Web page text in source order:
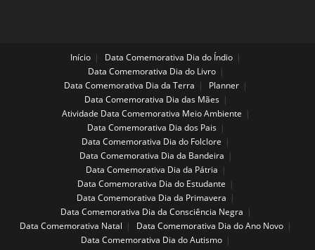
Início
Data Comemorativa Dia do Índio
Data Comemorativa Dia do Livro
Data Comemorativa Dia da Terra
Planner
Data Comemorativa Dia das Mães
Atividade Data Comemorativa Meio Ambiente
Data Comemorativa Dia dos Pais
Data Comemorativa Dia do Folclore
Data Comemorativa Dia da Bandeira
Data Comemorativa Dia da Pátria
Data Comemorativa Dia do Estudante
Data Comemorativa Dia da Primavera
Data Comemorativa Dia da Consciência Negra
Data Comemorativa Natal
Data Comemorativa Dia do Ano Novo
Data Comemorativa Dia do Autismo